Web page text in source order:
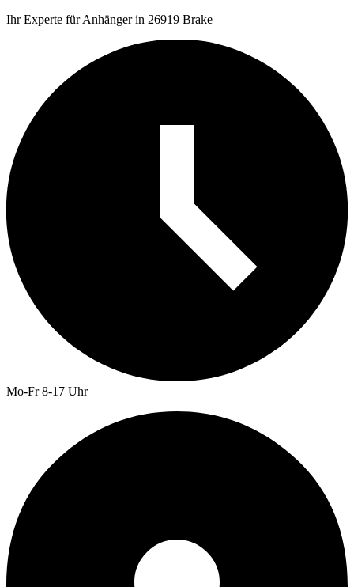
Ihr Experte für Anhänger in 26919 Brake
Mo-Fr 8-17 Uhr